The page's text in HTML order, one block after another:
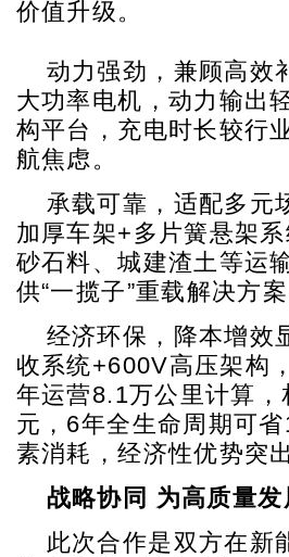
价值升级。
动力强劲，兼顾高
大功率电机，动力输出
构平台，充电时长较行
航焦虑。
承载可靠，适配多
加厚车架+多片簧悬架
砂石料、城建渣土等运
供“一揽子”重载解决方案
经济环保，降本增
收系统+600V高压架构
年运营8.1万公里计算
元，6年全生命周期可
素消耗，经济性优势突出
战略协同 为高质量
此次合作是双方在